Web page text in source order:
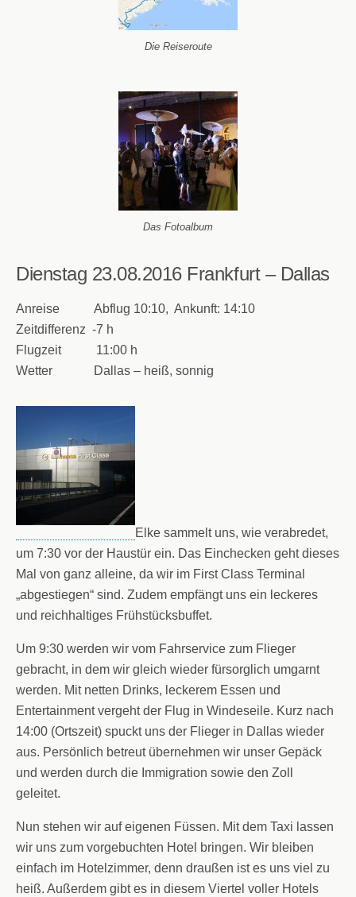
Die Reiseroute
Das Fotoalbum
Dienstag 23.08.2016 Frankfurt – Dallas
Anreise Abflug 10:10, Ankunft: 14:10
Zeitdifferenz -7 h
Flugzeit 11:00 h
Wetter Dallas – heiß, sonnig
Elke sammelt uns, wie verabredet,
um 7:30 vor der Haustür ein. Das Einchecken geht dieses
Mal von ganz alleine, da wir im First Class Terminal
„abgestiegen“ sind. Zudem empfängt uns ein leckeres
und reichhaltiges Frühstücksbuffet.
Um 9:30 werden wir vom Fahrservice zum Flieger
gebracht, in dem wir gleich wieder fürsorglich umgarnt
werden. Mit netten Drinks, leckerem Essen und
Entertainment vergeht der Flug in Windeseile. Kurz nach
14:00 (Ortszeit) spuckt uns der Flieger in Dallas wieder
aus. Persönlich betreut übernehmen wir unser Gepäck
und werden durch die Immigration sowie den Zoll
geleitet.
Nun stehen wir auf eigenen Füssen. Mit dem Taxi lassen
wir uns zum vorgebuchten Hotel bringen. Wir bleiben
einfach im Hotelzimmer, denn draußen ist es uns viel zu
heiß. Außerdem gibt es in diesem Viertel voller Hotels